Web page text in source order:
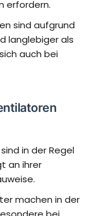
erfordern.
sind aufgrund
langlebiger als
auch bei
in der Regel
an ihrer
machen in der